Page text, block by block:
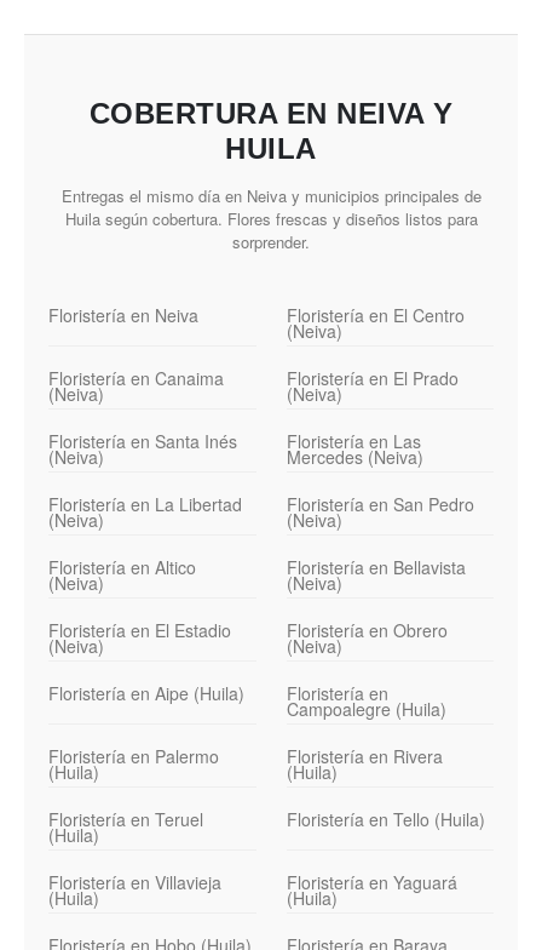
COBERTURA EN NEIVA Y
HUILA
Entregas el mismo día en Neiva y municipios principales de
Huila según cobertura. Flores frescas y diseños listos para
sorprender.
Floristería en Neiva Floristería en El Centro
(Neiva)
Floristería en Canaima
(Neiva)
Floristería en El Prado
(Neiva)
Floristería en Santa Inés
(Neiva)
Floristería en Las
Mercedes (Neiva)
Floristería en La Libertad
(Neiva)
Floristería en San Pedro
(Neiva)
Floristería en Altico
(Neiva)
Floristería en Bellavista
(Neiva)
Floristería en El Estadio
(Neiva)
Floristería en Obrero
(Neiva)
Floristería en Aipe (Huila)
Floristería en
Campoalegre (Huila)
Floristería en Palermo
(Huila)
Floristería en Rivera
(Huila)
Floristería en Teruel
(Huila)
Floristería en Tello (Huila)
Floristería en Villavieja
(Huila)
Floristería en Yaguará
(Huila)
Floristería en Hobo (Huila)
Floristería en Baraya